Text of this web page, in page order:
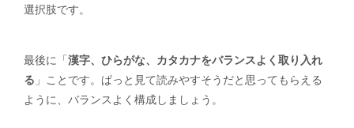
選択肢です。
最後に「漢字、ひらがな、カタカナをバランスよく取り入れ
る 」ことです。ぱっと見て読みやすそうだと思ってもらえる
ように、バランスよく構成しましょう。